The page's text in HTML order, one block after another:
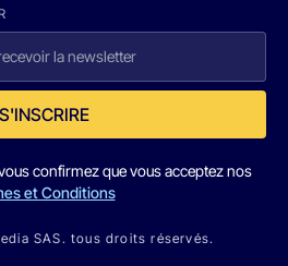
S'INSCRIRE
confirmez que vous acceptez nos
et Conditions
SAS. tous droits réservés.